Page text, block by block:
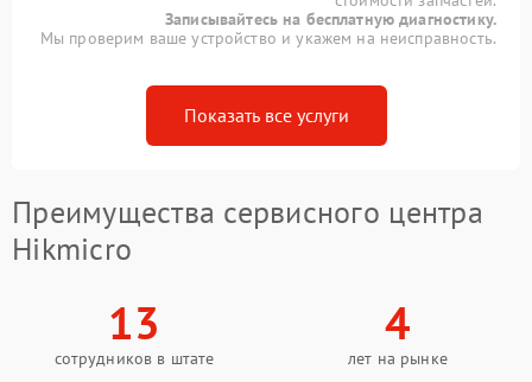
Записывайтесь на бесплатную диагностику.
Мы проверим ваше устройство и укажем на неисправность.
Показать все услуги
Преимущества сервисного центра
Hikmicro
13
сотрудников в штате
4
лет на рынке